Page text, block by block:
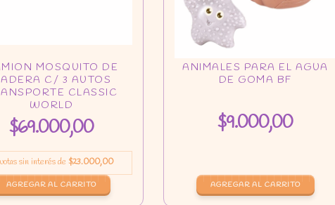
$69.000,00
sin interés de $23.000,00
$9.000,00
AGREGAR AL CARRITO